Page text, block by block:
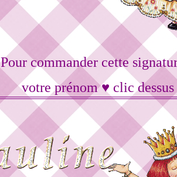
Pour commander cette
votre prénom ♥ clic dessus